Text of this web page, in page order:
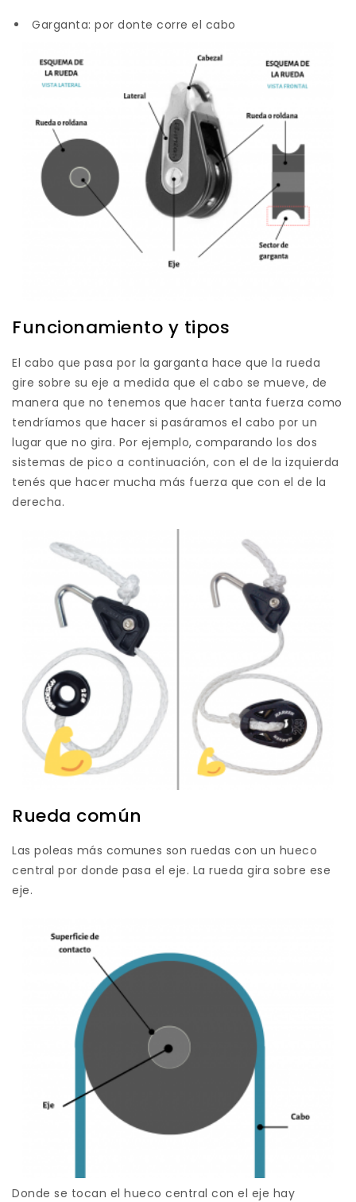
Garganta: por donte corre el cabo
Funcionamiento y tipos
El cabo que pasa por la garganta hace que la rueda
gire sobre su eje a medida que el cabo se mueve, de
manera que no tenemos que hacer tanta fuerza como
tendríamos que hacer si pasáramos el cabo por un
lugar que no gira. Por ejemplo, comparando los dos
sistemas de pico a continuación, con el de la izquierda
tenés que hacer mucha más fuerza que con el de la
derecha.
Rueda común
Las poleas más comunes son ruedas con un hueco
central por donde pasa el eje. La rueda gira sobre ese
eje.
Donde se tocan el hueco central con el eje hay